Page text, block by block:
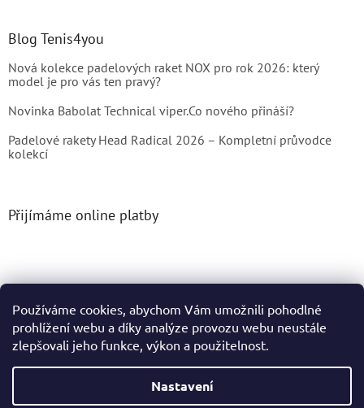
Používáme cookies, abychom Vám umožnili pohodlné
prohlížení webu a díky analýze provozu webu neustále
zlepšovali jeho funkce, výkon a použitelnost.
Nastavení
Blog Tenis4you
Nová kolekce padelových raket NOX pro rok 2026: který
model je pro vás ten pravý?
Novinka Babolat Technical viper.Co nového přináší?
Padelové rakety Head Radical 2026 – Kompletní průvodce
kolekcí
Přijímáme online platby
Vytvořil Shoptet
. Všechna práva vyhrazena.